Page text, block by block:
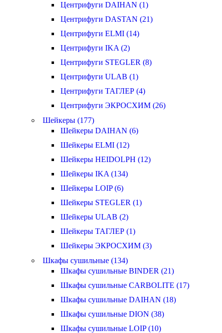
Центрифуги DAIHAN (1)
Центрифуги DASTAN (21)
Центрифуги ELMI (14)
Центрифуги IKA (2)
Центрифуги STEGLER (8)
Центрифуги ULAB (1)
Центрифуги ТАГЛЕР (4)
Центрифуги ЭКРОСХИМ (26)
Шейкеры (177)
Шейкеры DAIHAN (6)
Шейкеры ELMI (12)
Шейкеры HEIDOLPH (12)
Шейкеры IKA (134)
Шейкеры LOIP (6)
Шейкеры STEGLER (1)
Шейкеры ULAB (2)
Шейкеры ТАГЛЕР (1)
Шейкеры ЭКРОСХИМ (3)
Шкафы сушильные (134)
Шкафы сушильные BINDER (21)
Шкафы сушильные CARBOLITE (17)
Шкафы сушильные DAIHAN (18)
Шкафы сушильные DION (38)
Шкафы сушильные LOIP (10)